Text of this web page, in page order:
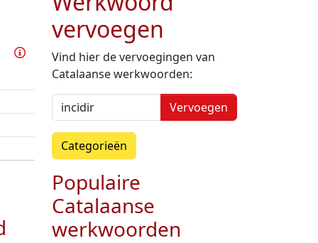
dit werkwoord
Info
vervoegen
Vind hier de vervoegingen van
Catalaanse werkwoorden:
Vervoegen
Categorieën
Populaire
Catalaanse
werkwoorden